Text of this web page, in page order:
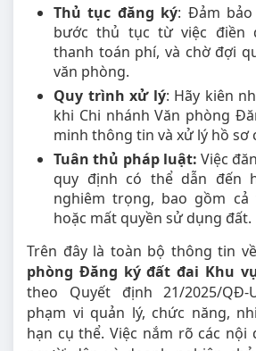
Thủ tục đăng ký: Đảm
bước thủ tục từ việc điền
thanh toán phí, và chờ đợi
văn phòng.
Quy trình xử lý: Hãy kiên
khi Chi nhánh Văn phòng
minh thông tin và xử lý hồ sơ
Tuân thủ pháp luật: Việc
quy định có thể dẫn đến
nghiêm trọng, bao gồm
hoặc mất quyền sử dụng đất.
Trên đây là toàn bộ thông tin về
phòng Đăng ký đất đai Khu
theo Quyết định 21/2025/QĐ-
phạm vi quản lý, chức năng,
hạn cụ thể. Việc nắm rõ các nội